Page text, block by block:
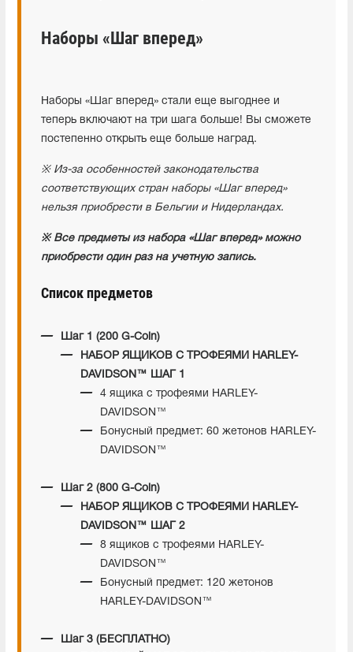
Наборы «Шаг вперед»
Наборы «Шаг вперед» стали еще выгоднее и
теперь включают на три шага больше! Вы сможете
постепенно открыть еще больше наград.
※ Из-за особенностей законодательства
соответствующих стран наборы «Шаг вперед»
нельзя приобрести в Бельгии и Нидерландах.
※ Все предметы из набора «Шаг вперед» можно
приобрести один раз на учетную запись.
Список предметов
Шаг 1 (200 G-Coin)
НАБОР ЯЩИКОВ С ТРОФЕЯМИ HARLEY-
DAVIDSON™ ШАГ 1
4 ящика с трофеями HARLEY-
DAVIDSON™
Бонусный предмет: 60 жетонов HARLEY-
DAVIDSON™
Шаг 2 (800 G-Coin)
НАБОР ЯЩИКОВ С ТРОФЕЯМИ HARLEY-
DAVIDSON™ ШАГ 2
8 ящиков с трофеями HARLEY-
DAVIDSON™
Бонусный предмет: 120 жетонов
HARLEY-DAVIDSON™
Шаг 3 (БЕСПЛАТНО)